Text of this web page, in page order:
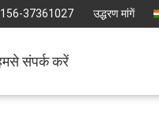
37361027 उद्धरण मांगें
संपर्क करें